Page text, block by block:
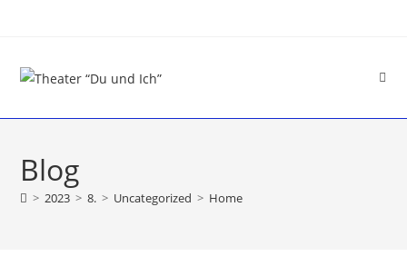
Blog
> 2023 > 8. > Uncategorized > Home